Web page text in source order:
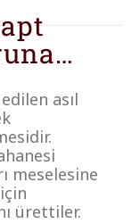
asıl
meselesine
ürettiler.